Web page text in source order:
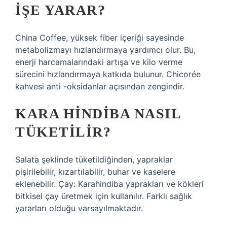
IŞE YARAR?
China Coffee, yüksek fiber içeriği sayesinde
metabolizmayı hızlandırmaya yardımcı olur. Bu,
enerji harcamalarındaki artışa ve kilo verme
sürecini hızlandırmaya katkıda bulunur. Chicorée
kahvesi anti -oksidanlar açısından zengindir.
KARA HINDIBA NASIL
TÜKETILIR?
Salata şeklinde tüketildiğinden, yapraklar
pişirilebilir, kızartılabilir, buhar ve kaselere
eklenebilir. Çay: Karahindiba yaprakları ve kökleri
bitkisel çay üretmek için kullanılır. Farklı sağlık
yararları olduğu varsayılmaktadır.